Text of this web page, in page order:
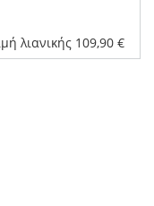
λιανικής 109,90 €